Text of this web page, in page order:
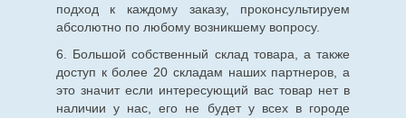
подход к каждому заказу, проконсультируем
абсолютно по любому возникшему вопросу.
6. Большой собственный склад товара, а также
доступ к более 20 складам наших партнеров, а
это значит если интересующий вас товар нет в
наличии у нас, его не будет у всех в городе